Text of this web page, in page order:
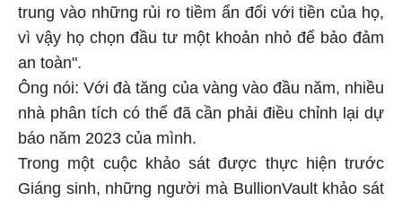
trung vào những rủi ro tiềm ẩn đối với tiền của họ,
vì vậy họ chọn đầu tư một khoản nhỏ để bảo đảm
an toàn".
Ông nói: Với đà tăng của vàng vào đầu năm, nhiều
nhà phân tích có thể đã cần phải điều chỉnh lại dự
báo năm 2023 của mình.
Trong một cuộc khảo sát được thực hiện trước
Giáng sinh, những người mà BullionVault khảo sát